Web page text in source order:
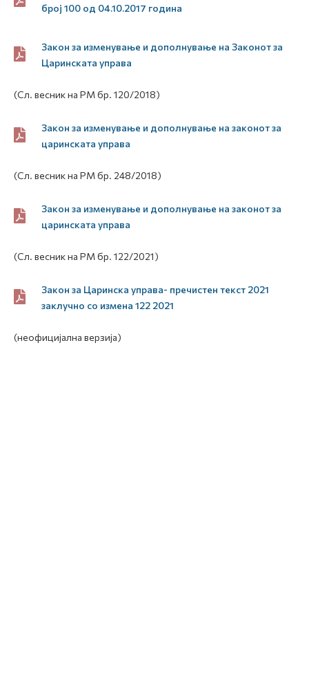
број 100 од 04.10.2017 година
Закон за изменување и дополнување на Законот за
Царинската управа
(Сл. весник на РМ бр. 120/2018)
Закон за изменување и дополнување на законот за
царинската управа
(Сл. весник на РМ бр. 248/2018)
Закон за изменување и дополнување на законот за
царинската управа
(Сл. весник на РМ бр. 122/2021)
Закон за Царинска управа- пречистен текст 2021
заклучно со измена 122 2021
(неофицијална верзија)